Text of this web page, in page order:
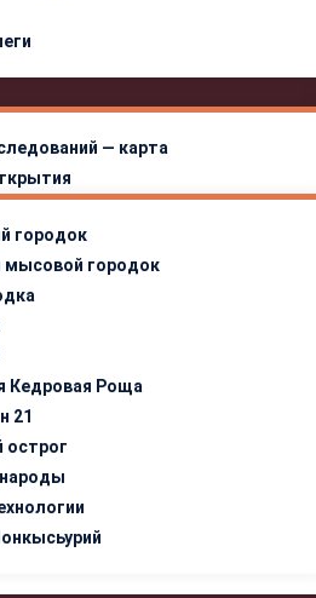
— карта
городок
мысовой городок
Кедровая Роща
21
острог